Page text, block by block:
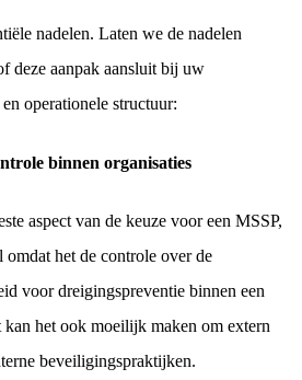
nadelen. Laten we de nadelen
deze aanpak aansluit bij uw
operationele structuur:
binnen organisaties
aspect van de keuze voor een MSSP,
omdat het de controle over de
voor dreigingspreventie binnen een
het ook moeilijk maken om extern
beveiligingspraktijken.